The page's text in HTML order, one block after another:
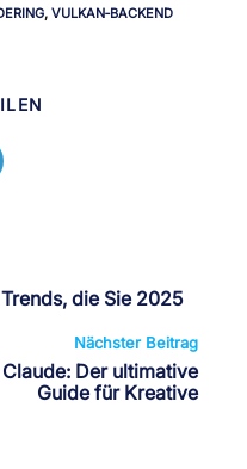
, VULKAN‑BACKEND
die Sie 2025
Nächster Beitrag
Der ultimative
Guide für Kreative